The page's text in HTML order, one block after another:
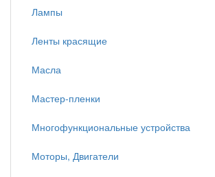
Лампы
Ленты красящие
Масла
Мастер-пленки
Многофункциональные устройства
Моторы, Двигатели